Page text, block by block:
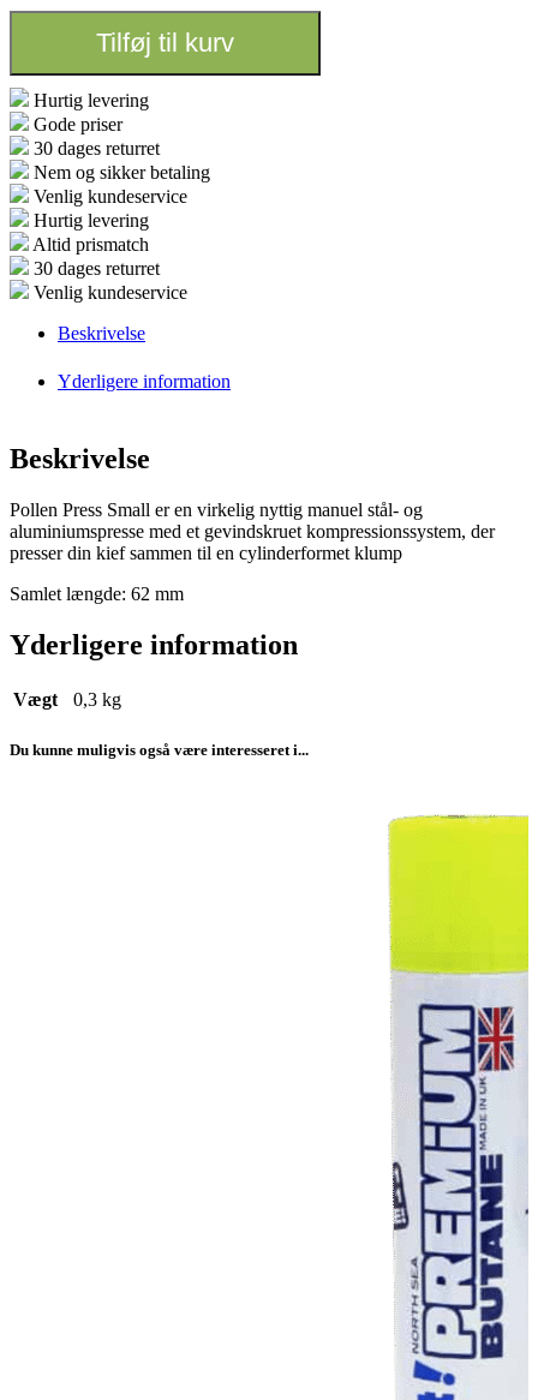
Tilføj til kurv
Hurtig levering
Gode priser
30 dages returret
Nem og sikker betaling
Venlig kundeservice
Hurtig levering
Altid prismatch
30 dages returret
Venlig kundeservice
Beskrivelse
Yderligere information
Beskrivelse
Pollen Press Small er en virkelig nyttig manuel stål- og
aluminiumspresse med et gevindskruet kompressionssystem, der
presser din kief sammen til en cylinderformet klump
Samlet længde: 62 mm
Yderligere information
Vægt 0,3 kg
Du kunne muligvis også være interesseret i...